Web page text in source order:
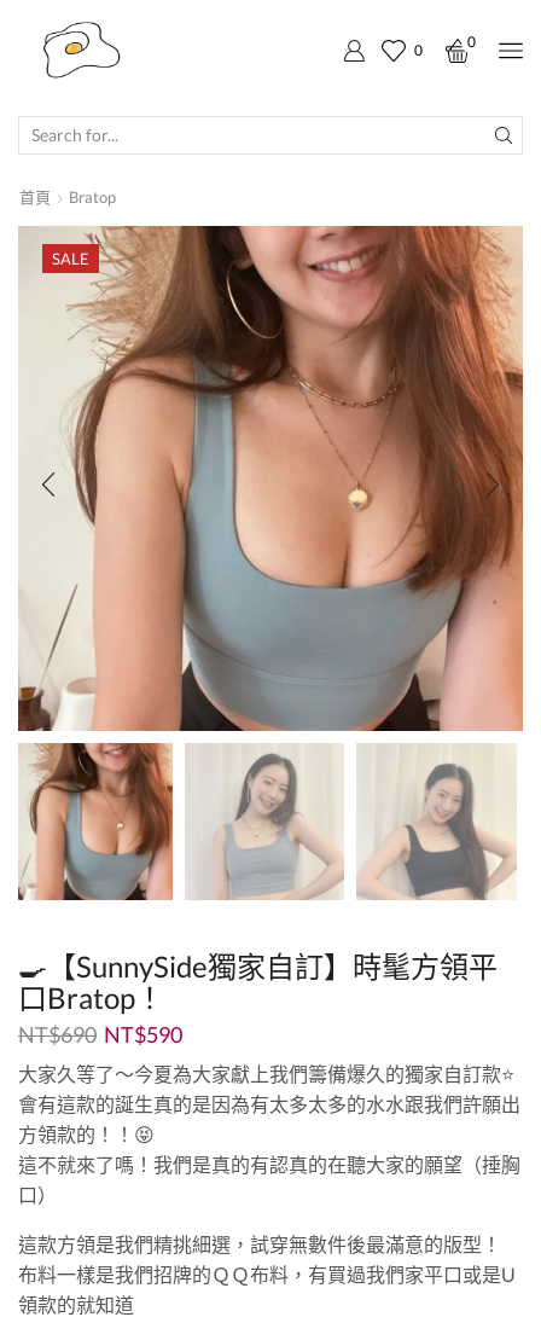
0
0
首頁 Bratop
SALE
🍳【SunnySide獨家自訂】時髦方領平
口Bratop！
NT$690 NT$590
大家久等了～今夏為大家獻上我們籌備爆久的獨家自訂款⭐️
會有這款的誕生真的是因為有太多太多的水水跟我們許願出
方領款的！！😝
這不就來了嗎！我們是真的有認真的在聽大家的願望（捶胸
口）
這款方領是我們精挑細選，試穿無數件後最滿意的版型！
布料一樣是我們招牌的ＱＱ布料，有買過我們家平口或是U
領款的就知道